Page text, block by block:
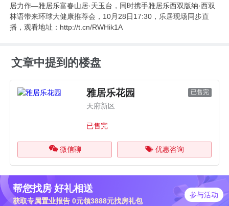
居力作—雅居乐富春山居·天玉台，同时携手雅居乐西双版纳·西双
林语带来环球大健康推荐会，10月28日17:30，乐居现场同步直
播，观看地址：http://t.cn/RWHik1A
文章中提到的楼盘
雅居乐花园 已售完
天府新区
已售完
微信聊 优惠咨询
帮您找房 好礼相送
获取专属置业报告 0元领3888元找房礼包
参与活动